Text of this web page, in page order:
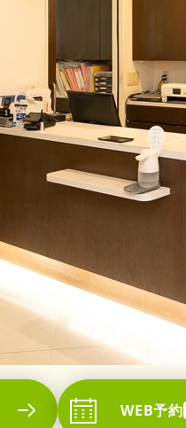
WEB予約